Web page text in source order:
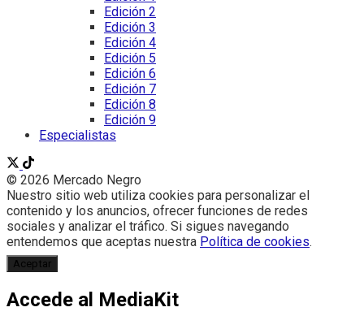
Edición 2
Edición 3
Edición 4
Edición 5
Edición 6
Edición 7
Edición 8
Edición 9
Especialistas
© 2026 Mercado Negro
Nuestro sitio web utiliza cookies para personalizar el
contenido y los anuncios, ofrecer funciones de redes
sociales y analizar el tráfico. Si sigues navegando
entendemos que aceptas nuestra Política de cookies.
Aceptar
Accede al MediaKit